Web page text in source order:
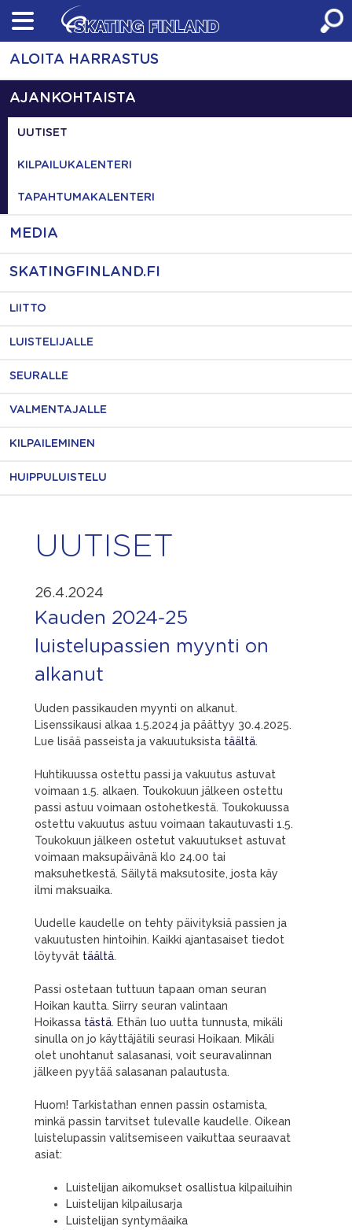
Skip
content
ALOITA HARRASTUS
AJANKOHTAISTA
UUTISET
KILPAILUKALENTERI
TAPAHTUMAKALENTERI
MEDIA
SKATINGFINLAND.FI
LIITTO
LUISTELIJALLE
SEURALLE
VALMENTAJALLE
KILPAILEMINEN
HUIPPULUISTELU
UUTISET
26.4.2024
Kauden 2024-25
luistelupassien myynti on
alkanut
Uuden passikauden myynti on alkanut.
Lisenssikausi alkaa 1.5.2024 ja päättyy 30.4.2025.
Lue lisää passeista ja vakuutuksista täältä.
Huhtikuussa ostettu passi ja vakuutus astuvat
voimaan 1.5. alkaen. Toukokuun jälkeen ostettu
passi astuu voimaan ostohetkestä. Toukokuussa
ostettu vakuutus astuu voimaan takautuvasti 1.5.
Toukokuun jälkeen ostetut vakuutukset astuvat
voimaan maksupäivänä klo 24.00 tai
maksuhetkestä. Säilytä maksutosite, josta käy
ilmi maksuaika.
Uudelle kaudelle on tehty päivityksiä passien ja
vakuutusten hintoihin. Kaikki ajantasaiset tiedot
löytyvät täältä.
Passi ostetaan tuttuun tapaan oman seuran
Hoikan kautta. Siirry seuran valintaan
Hoikassa tästä. Ethän luo uutta tunnusta, mikäli
sinulla on jo käyttäjätili seurasi Hoikaan. Mikäli
olet unohtanut salasanasi, voit seuravalinnan
jälkeen pyytää salasanan palautusta.
Huom! Tarkistathan ennen passin ostamista,
minkä passin tarvitset tulevalle kaudelle. Oikean
luistelupassin valitsemiseen vaikuttaa seuraavat
asiat:
Luistelijan aikomukset osallistua kilpailuihin
Luistelijan kilpailusarja
Luistelijan syntymäaika